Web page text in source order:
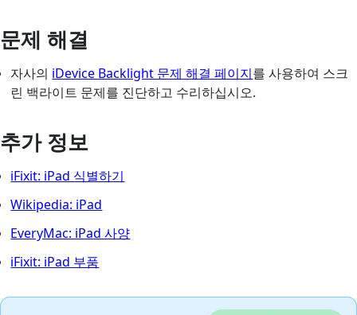
문제 해결
자사의 iDevice Backlight 문제 해결 페이지를 사용하여 스크
린 백라이트 문제를 진단하고 수리하십시오.
추가 정보
iFixit: iPad 식별하기
Wikipedia: iPad
EveryMac: iPad 사양
iFixit: iPad 부품